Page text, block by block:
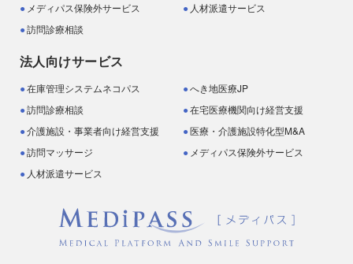
メディパス保険外サービス
人材派遣サービス
訪問診療相談
法人向けサービス
在庫管理システムネコパス
へき地医療JP
訪問診療相談
在宅医療機関向け経営支援
介護施設・事業者向け経営支援
医療・介護施設特化型M&A
訪問マッサージ
メディパス保険外サービス
人材派遣サービス